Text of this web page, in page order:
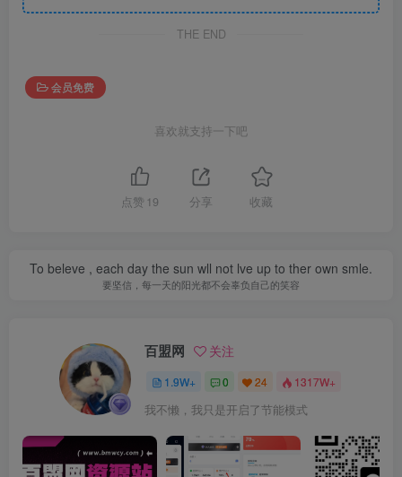
THE END
会员免费
喜欢就支持一下吧
点赞 19 分享 收藏
To beleve , each day the sun wll not lve up to ther own smle.
要坚信，每一天的阳光都不会辜负自己的笑容
百盟网 关注
1.9W+ 0 24 1317W+
我不懒，我只是开启了节能模式